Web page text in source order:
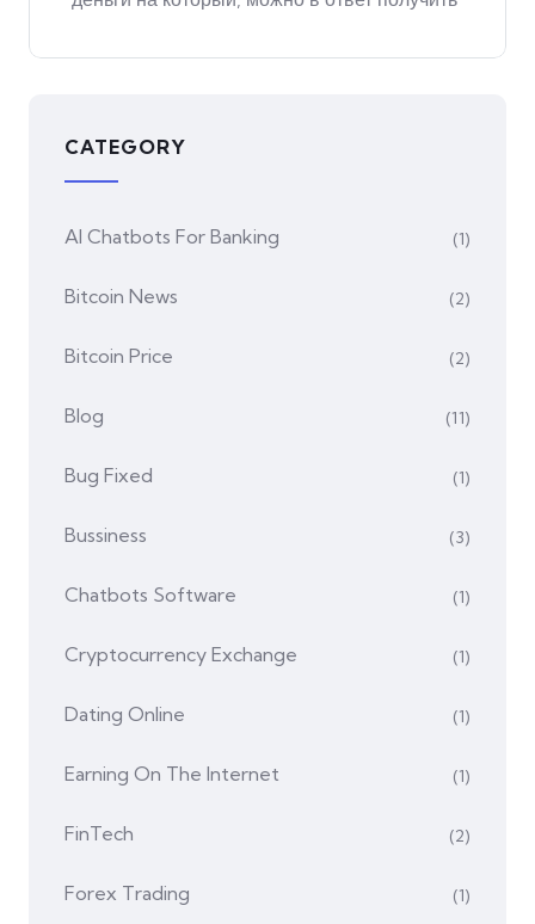
CATEGORY
AI Chatbots For Banking (1)
Bitcoin News (2)
Bitcoin Price (2)
Blog (11)
Bug Fixed (1)
Bussiness (3)
Chatbots Software (1)
Cryptocurrency Exchange (1)
Dating Online (1)
Earning On The Internet (1)
FinTech (2)
Forex Trading (1)